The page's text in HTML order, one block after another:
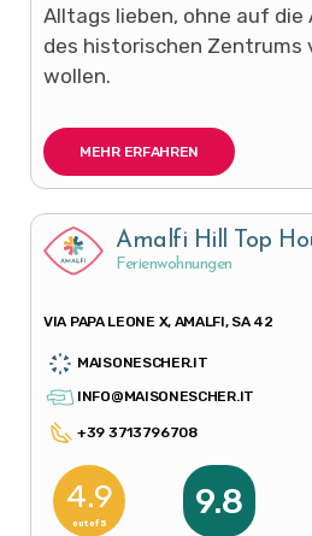
Alltags lieben, ohne auf die
des historischen Zentrums
wollen.
MEHR ERFAHREN
Amalfi Hill Top
Ferienwohnungen
VIA PAPA LEONE X, AMALFI, SA 42
MAISONESCHER.IT
INFO@MAISONESCHER.IT
+39 3713796708
4.9
out of 5
9.8